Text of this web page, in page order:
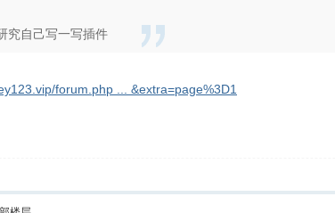
究自己写一写插件
forum.php ... &extra=page%3D1